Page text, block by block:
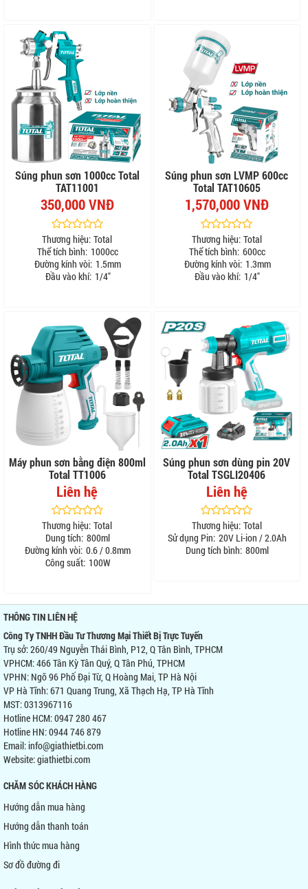
Súng phun sơn 1000cc Total
TAT11001
350,000 VNĐ
Thương hiệu: Total
Thể tích bình: 1000cc
Đường kính vòi: 1.5mm
Đầu vào khí: 1/4"
Súng phun sơn LVMP 600cc
Total TAT10605
1,570,000 VNĐ
Thương hiệu: Total
Thể tích bình: 600cc
Đường kính vòi: 1.3mm
Đầu vào khí: 1/4"
Máy phun sơn bằng điện 800ml
Total TT1006
Liên hệ
Thương hiệu: Total
Dung tích: 800ml
Đường kính vòi: 0.6 / 0.8mm
Công suất: 100W
Súng phun sơn dùng pin 20V
Total TSGLI20406
Liên hệ
Thương hiệu: Total
Sử dụng Pin: 20V Li-ion / 2.0Ah
Dung tích bình: 800ml
THÔNG TIN LIÊN HỆ
Công Ty TNHH Đầu Tư Thương Mại Thiết Bị Trực Tuyến
Trụ sở: 260/49 Nguyễn Thái Bình, P12, Q Tân Bình, TPHCM
VPHCM: 466 Tân Kỳ Tân Quý, Q Tân Phú, TPHCM
VPHN: Ngõ 96 Phố Đại Từ, Q Hoàng Mai, TP Hà Nội
VP Hà Tĩnh: 671 Quang Trung, Xã Thạch Hạ, TP Hà Tĩnh
MST: 0313967116
Hotline HCM: 0947 280 467
Hotline HN: 0944 746 879
Email: info@giathietbi.com
Website:giathietbi.com
CHĂM SÓC KHÁCH HÀNG
Hướng dẫn mua hàng
Hướng dẫn thanh toán
Hình thức mua hàng
Sơ đồ đường đi